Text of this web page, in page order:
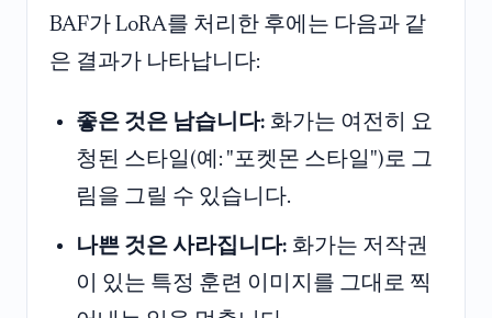
BAF가 LoRA를 처리한 후에는 다음과 같
은 결과가 나타납니다:
좋은 것은 남습니다: 화가는 여전히 요
청된 스타일(예: "포켓몬 스타일")로 그
림을 그릴 수 있습니다.
나쁜 것은 사라집니다: 화가는 저작권
이 있는 특정 훈련 이미지를 그대로 찍